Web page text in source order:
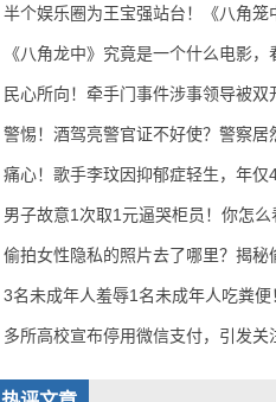
警惕！酒驾亮警官证不好使？警察居
痛心！歌手李玟因抑郁症轻生，年仅
男子故意1次取1元逼哭柜员！你怎么